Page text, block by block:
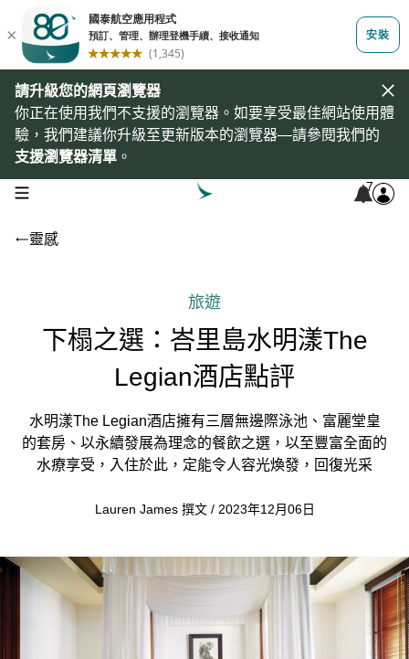
請升級您的網頁瀏覽器
你正在使用我們不支援的瀏覽器。如要享受最佳網站使用體
驗，我們建議你升級至更新版本的瀏覽器—請參閱我們的
支援瀏覽器清單 。
open navigation menu 7
靈感
旅遊
下榻之選：峇里島水明漾The
Legian酒店點評
水明漾The Legian酒店擁有三層無邊際泳池、富麗堂皇
的套房、以永續發展為理念的餐飲之選，以至豐富全面的
水療享受，入住於此，定能令人容光煥發，回復光采
Lauren James 撰文 / 2023年12月06日